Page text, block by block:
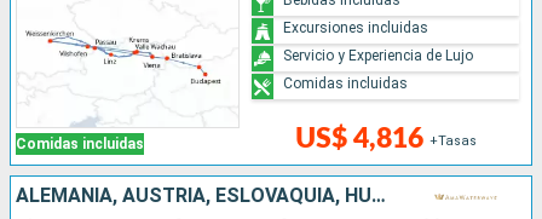
Comidas incluidas US$ 4,816 +Tasas
Excursiones incluidas
Servicio y Experiencia de Lujo
Comidas incluidas
ALEMANIA, AUSTRIA, ESLOVAQUIA, HUNGRÍA